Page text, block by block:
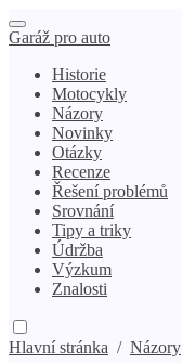
Garáž pro auto
Historie
Motocykly
Názory
Novinky
Otázky
Recenze
Řešení problémů
Srovnání
Tipy a triky
Údržba
Výzkum
Znalosti
Hlavní stránka / Názory